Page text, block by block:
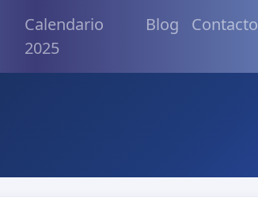
Calendario
2025
Blog Contacto